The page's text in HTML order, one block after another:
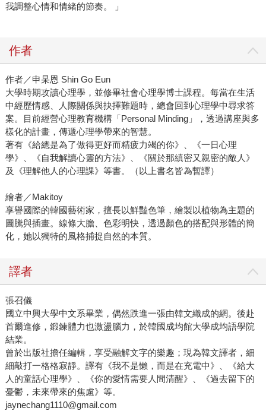
我調整心情和情緒的節奏。 」
作者
作者／申杲恩 Shin Go Eun
大學時期攻讀心理學，並修畢社會心理學博士課程。每當在生活
中經歷情感、人際關係與抉擇難題時，總會回到心理學中尋求答
案。目前經營心理教育機構「Personal Minding」，透過講座與多
樣化的計畫，傳遞心理學帶來的智慧。
著有《給總是為了做得更好而精疲力竭的你》、《一日心理
學》、《自我解讀心靈的方法》、《關於那縝密又親密的敵人》
及《理解他人的心理課》等書。（以上書名皆為暫譯）
繪者／Makitoy
享譽國際的韓國藝術家，擅長以鮮豔色筆，繪製以植物為主題的
圖騰與插畫。線條大膽、色彩明快，透過顏色的搭配與形體的簡
化，她以獨特的風格捕捉自然的本質。
譯者
張召儀
國立中興大學中文系畢業，偶然跌進一張由韓文織成的網。後赴
首爾進修，鍛鍊體力也激盪腦力，於韓國成均館大學成均語學院
結業。
曾於出版社擔任編輯，享受融解文字的樂趣；現為韓文譯者，細
細敲打一格格寂靜。譯有《我不是懶，而是在充電中》、《給大
人的童話心理學》、《你的愛情需要人間清醒》、《過去留下的
憂鬱，未來帶來的焦慮》等。
jaynechang1110@gmail.com